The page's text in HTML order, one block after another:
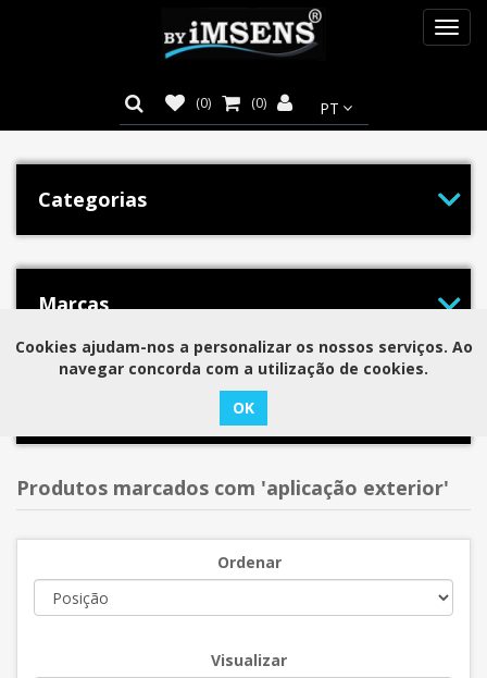
(0) (0)
Categorias
Marcas
Produtos marcados com 'aplicação exterior'
Ordenar
Visualizar
Cookies ajudam-nos a personalizar os nossos serviços. Ao
navegar concorda com a utilização de cookies.